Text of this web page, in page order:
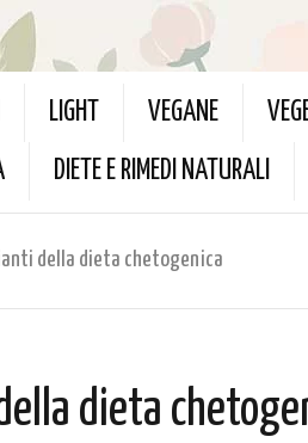
LIGHT VEGANE
DIETE E RIMEDI NATURALI
della dieta chetogenica
dieta